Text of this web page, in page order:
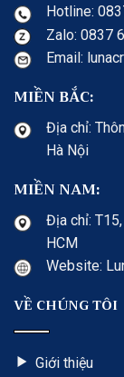
Hotline:
Zalo: 0837
Email:
MIỀN BẮC:
Địa chỉ:
Hà Nội
MIỀN NAM:
Địa chỉ:
HCM
Website:
VỀ CHÚNG TÔI
Giới thiệu